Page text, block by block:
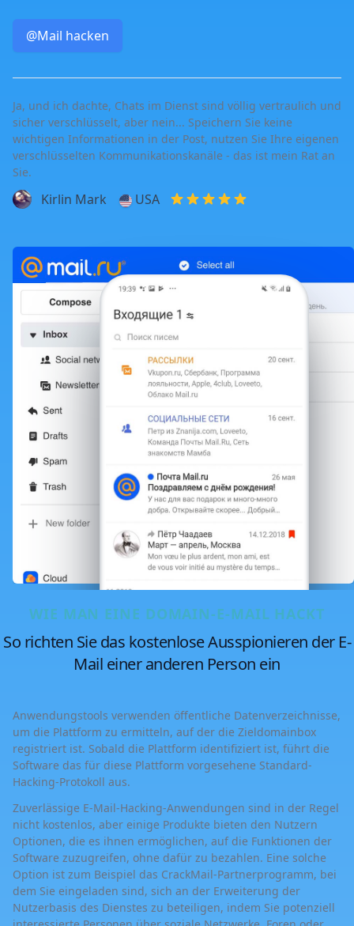
@Mail hacken
Ja, und ich dachte, Chats im Dienst sind völlig vertraulich und
sicher verschlüsselt, aber nein... Speichern Sie keine
wichtigen Informationen in der Post, nutzen Sie Ihre eigenen
verschlüsselten Kommunikationskanäle - das ist mein Rat an
Sie.
Kirlin Mark USA
WIE MAN EINE DOMAIN-E-MAIL HACKT
So richten Sie das kostenlose Ausspionieren der E-
Mail einer anderen Person ein
Anwendungstools verwenden öffentliche Datenverzeichnisse,
um die Plattform zu ermitteln, auf der die Zieldomainbox
registriert ist. Sobald die Plattform identifiziert ist, führt die
Software das für diese Plattform vorgesehene Standard-
Hacking-Protokoll aus.
Zuverlässige E-Mail-Hacking-Anwendungen sind in der Regel
nicht kostenlos, aber einige Produkte bieten den Nutzern
Optionen, die es ihnen ermöglichen, auf die Funktionen der
Software zuzugreifen, ohne dafür zu bezahlen. Eine solche
Option ist zum Beispiel das CrackMail-Partnerprogramm, bei
dem Sie eingeladen sind, sich an der Erweiterung der
Nutzerbasis des Dienstes zu beteiligen, indem Sie potenziell